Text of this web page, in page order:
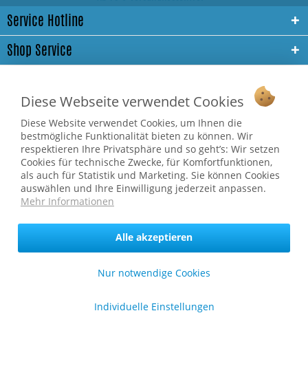
Service Hotline
Shop Service
* bei Paketversand. Alle Preise inkl. gesetzl. Mehrwertsteuer zzgl.
Versandkosten.
Copyright © afp marketing gmbh - Alle Rechte vorbehalten
Sicher zahlen in unserem Onlineshop
Diese Webseite verwendet Cookies
Diese Website verwendet Cookies, um Ihnen die
bestmögliche Funktionalität bieten zu können. Wir
respektieren Ihre Privatsphäre und so geht’s: Wir setzen
Cookies für technische Zwecke, für Komfortfunktionen,
als auch für Statistik und Marketing. Sie können Cookies
auswählen und Ihre Einwilligung jederzeit anpassen.
Mehr Informationen
Nur notwendige Cookies
Alle akzeptieren
Individuelle Einstellungen